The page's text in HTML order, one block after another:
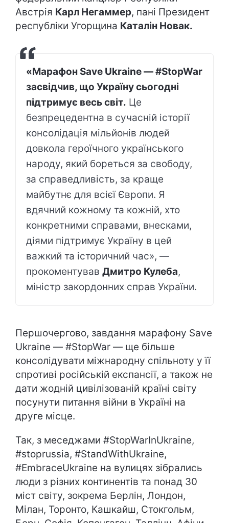
Австрія Карл Негаммер, пані Президент
республіки Угорщина Каталін Новак.
«Марафон Save Ukraine — #StopWar
засвідчив, що Україну сьогодні
підтримує весь світ. Це
безпрецедентна в сучасній історії
консолідація мільйонів людей
довкола героїчного українського
народу, який бореться за свободу,
за справедливість, за краще
майбутнє для всієї Європи. Я
вдячний кожному та кожній, хто
конкретними справами, внесками,
діями підтримує Україну в цей
важкий та історичний час», —
прокоментував Дмитро Кулеба,
міністр закордонних справ України.
Першочергово, завдання марафону Save
Ukraine — #StopWar — ще більше
консолідувати міжнародну спільноту у її
спротиві російській експансії, а також не
дати жодній цивілізованій країні світу
посунути питання війни в Україні на
друге місце.
Так, з меседжами #StopWarInUkraine,
#stoprussia, #StandWithUkraine,
#EmbraceUkraine на вулицях зібрались
люди з різних континентів та понад 30
міст світу, зокрема Берлін, Лондон,
Мілан, Торонто, Кашкайш, Стокгольм,